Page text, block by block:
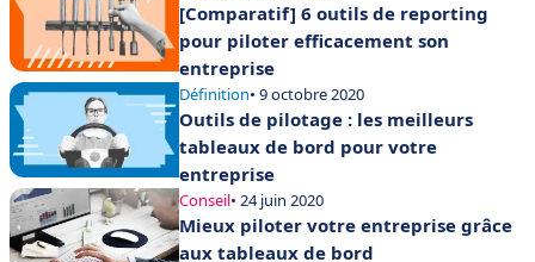
[Comparatif] 6 outils de reporting
pour piloter efficacement son
entreprise
Définition• 9 octobre 2020
Outils de pilotage : les meilleurs
tableaux de bord pour votre
entreprise
Conseil• 24 juin 2020
Mieux piloter votre entreprise grâce
aux tableaux de bord